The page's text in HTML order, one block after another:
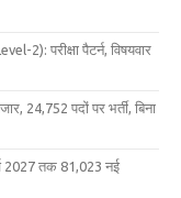
परीक्षा पैटर्न, विषयवार
24,752 पदों पर भर्ती, बिना
2027 तक 81,023 नई